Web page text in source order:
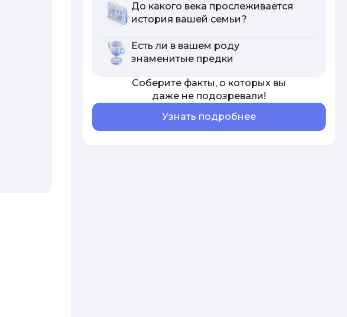
До какого века прослеживается
история вашей семьи?
Есть ли в вашем роду
знаменитые предки
Соберите факты, о которых вы
даже не подозревали!
Узнать подробнее